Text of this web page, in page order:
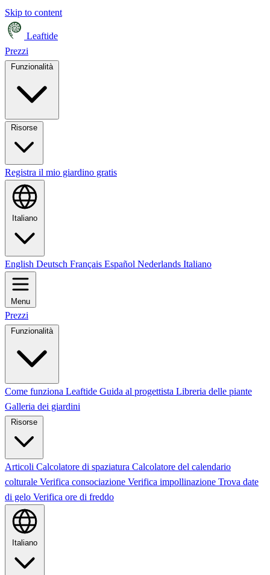
Skip to content
Leaftide
Prezzi
Funzionalità
Registra il mio giardino gratis
Italiano
English Deutsch Français Español Nederlands Italiano
Menu
Prezzi
Funzionalità
Come funziona Leaftide Guida al progettista Libreria delle piante
Galleria dei giardini
Risorse
Articoli Calcolatore di spaziatura Calcolatore del calendario
colturale Verifica consociazione Verifica impollinazione Trova date
di gelo Verifica ore di freddo
Italiano